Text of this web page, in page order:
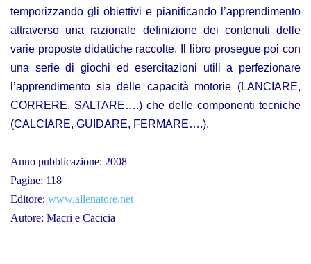
temporizzando gli obiettivi e pianificando l’apprendimento
attraverso una razionale definizione dei contenuti delle
varie proposte didattiche raccolte. Il libro prosegue poi con
una serie di giochi ed esercitazioni utili a perfezionare
l’apprendimento sia delle capacità motorie (LANCIARE,
CORRERE, SALTARE….) che delle componenti tecniche
(CALCIARE, GUIDARE, FERMARE….).
Anno pubblicazione: 2008
Pagine: 118
Editore: www.allenatore.net
Autore: Macri e Cacicia